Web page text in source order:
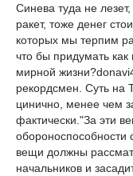
Синева туда не
ракет, тоже денег
которых мы терпим
что бы придумать как
мирной
рекордсмен. Суть на
цинично, менее чем
фактически."За эти
обороноспособности
вещи должны
начальников и